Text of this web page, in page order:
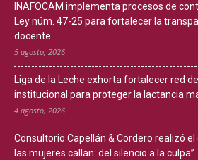
INAFOCAM implementa procesos de
Ley núm. 47-25 para fortalecer la
docente
5 agosto, 2026
Liga de la Leche exhorta fortalecer red
institucional para proteger la lactancia
4 agosto, 2026
Consultorio Capellán & Cordero realizó
las mujeres callan: del silencio a la culpa”